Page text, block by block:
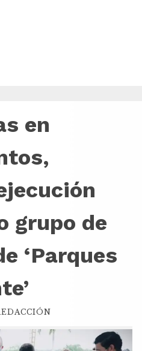
en
grupo de
‘Parques